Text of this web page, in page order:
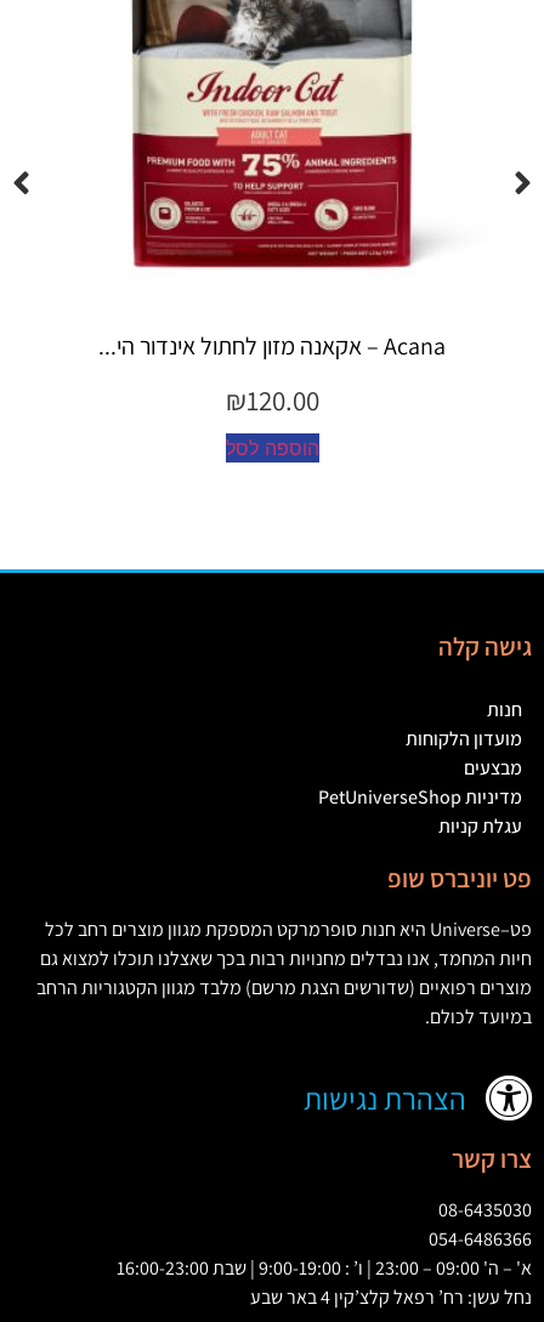
Espree – שמפו 355 מ"ל יערות ה...
גישה קלה
חנות
מועדון הלקוחות
מבצעים
מדיניות PetUniverseShop
עגלת קניות
פט יוניברס שופ
פט–
Universe היא חנות סופרמרקט המספקת מגוון מוצרים רחב לכל
חיות המחמד,אנו נבדלים מחנויות רבות בכך שאצלנו תוכלו למצוא גם
מוצרים רפואיים (שדורשים הצגת מרשם) מלבד מגוון הקטגוריות הרחב
במיועד לכולם.
הצהרת נגישות
צרו קשר
08-6435030
054-6486366
א' – ה' 09:00 – 23:00 | ו’ : 9:00-19:00 | שבת 16:00-23:00
נחל עשן: רח’ רפאל קלצ’קין 4 באר שבע